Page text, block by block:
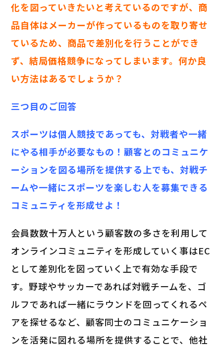
化を図っていきたいと考えているのですが、商
品自体はメーカーが作っているものを取り寄せ
ているため、商品で差別化を行うことができ
ず、結局価格競争になってしまいます。何か良
い方法はあるでしょうか？
三つ目のご回答
スポーツは個人競技であっても、対戦者や一緒
にやる相手が必要なもの！顧客とのコミュニケ
ーションを図る場所を提供する上でも、対戦チ
ームや一緒にスポーツを楽しむ人を募集できる
コミュニティを形成せよ！
会員数数十万人という顧客数の多さを利用して
オンラインコミュニティを形成していく事はEC
として差別化を図っていく上で有効な手段で
す。野球やサッカーであれば対戦チームを、ゴ
ルフであれば一緒にラウンドを回ってくれるペ
アを探せるなど、顧客同士のコミュニケーショ
ンを活発に図れる場所を提供することで、他社